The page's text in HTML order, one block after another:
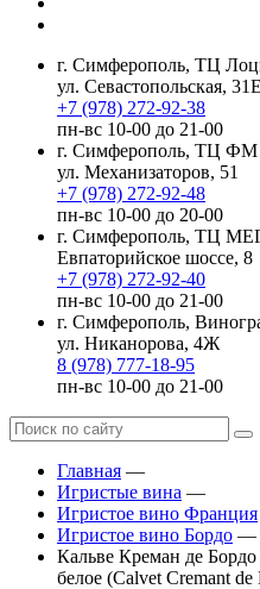
г. Симферополь, ТЦ
ул. Севастопольская, 31Е
+7 (978) 272-92-38
пн-вс 10-00 до 21-00
г. Симферополь, ТЦ ФМ
ул. Механизаторов, 51
+7 (978) 272-92-48
пн-вс 10-00 до 20-00
г. Симферополь, ТЦ
Евпаторийское шоссе, 8
+7 (978) 272-92-40
пн-вс 10-00 до 21-00
г. Симферополь,
ул. Никанорова, 4Ж
8 (978) 777-18-95
пн-вс 10-00 до 21-00
Главная —
Игристые вина —
Игристое вино Франция
Игристое вино Бордо —
Кальве Креман де
белое (Calvet Cremant